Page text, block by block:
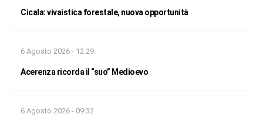
Cicala: vivaistica forestale, nuova opportunità
6 Agosto 2026 - 12:29
Acerenza ricorda il “suo” Medioevo
6 Agosto 2026 - 09:32